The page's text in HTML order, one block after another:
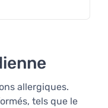
allergiques.
tels que le